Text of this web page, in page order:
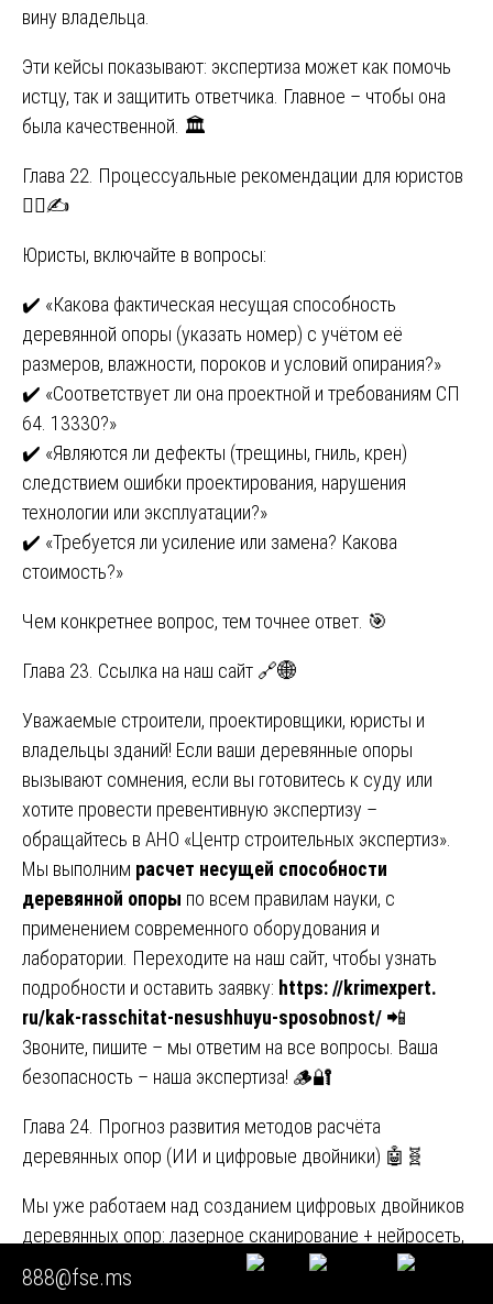
вину владельца.
Эти кейсы показывают: экспертиза может как помочь
истцу, так и защитить ответчика. Главное – чтобы она
была качественной. 🏛️
Глава 22. Процессуальные рекомендации для юристов
🧑‍⚖️✍️
Юристы, включайте в вопросы:
✔️ «Какова фактическая несущая способность
деревянной опоры (указать номер) с учётом её
размеров, влажности, пороков и условий опирания?»
✔️ «Соответствует ли она проектной и требованиям СП
64. 13330?»
✔️ «Являются ли дефекты (трещины, гниль, крен)
следствием ошибки проектирования, нарушения
технологии или эксплуатации?»
✔️ «Требуется ли усиление или замена? Какова
стоимость?»
Чем конкретнее вопрос, тем точнее ответ. 🎯
Глава 23. Ссылка на наш сайт 🔗🌐
Уважаемые строители, проектировщики, юристы и
владельцы зданий! Если ваши деревянные опоры
вызывают сомнения, если вы готовитесь к суду или
хотите провести превентивную экспертизу –
обращайтесь в АНО «Центр строительных экспертиз».
Мы выполним расчет несущей способности
деревянной опоры по всем правилам науки, с
применением современного оборудования и
лаборатории. Переходите на наш сайт, чтобы узнать
подробности и оставить заявку: https: //krimexpert.
ru/kak-rasschitat-nesushhuyu-sposobnost/ 📲
Звоните, пишите – мы ответим на все вопросы. Ваша
безопасность – наша экспертиза! 🪵🔐
Глава 24. Прогноз развития методов расчёта
деревянных опор (ИИ и цифровые двойники) 🤖🧬
Мы уже работаем над созданием цифровых двойников
деревянных опор: лазерное сканирование + нейросеть,
которая предсказывает прочность по внешним
признакам (сучки, трещины). Точность пока 85%, но
888@fse.ms